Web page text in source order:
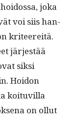
joka
voi siis han­
kri­teere­itä.
jär­jestää
sik­si
Hoidon
koituvil­la
on ollut